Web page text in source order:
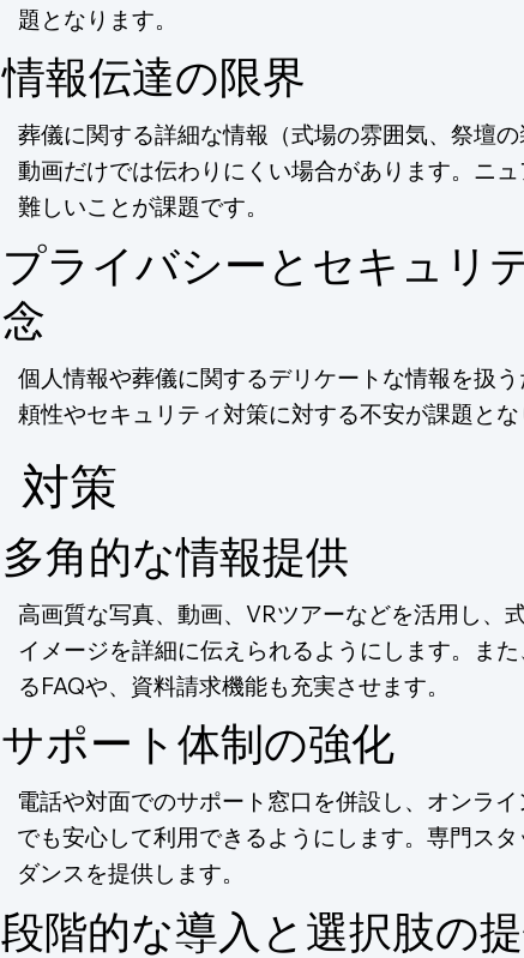
題となります。
情報伝達の限界
葬儀に関する詳細な情報（式場の雰囲気、祭壇
動画だけでは伝わりにくい場合があります。ニ
難しいことが課題です。
プライバシーとセキュリ
念
個人情報や葬儀に関するデリケートな情報を扱
頼性やセキュリティ対策に対する不安が課題とな
​対策
多角的な情報提供
高画質な写真、動画、VRツアーなどを活用し、
イメージを詳細に伝えられるようにします。ま
るFAQや、資料請求機能も充実させます。
サポート体制の強化
電話や対面でのサポート窓口を併設し、オンラ
でも安心して利用できるようにします。専門ス
ダンスを提供します。
段階的な導入と選択肢の